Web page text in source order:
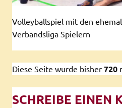
Volleyballspiel mit den
Verbandsliga Spielern
Diese Seite wurde bisher 720
SCHREIBE EINEN